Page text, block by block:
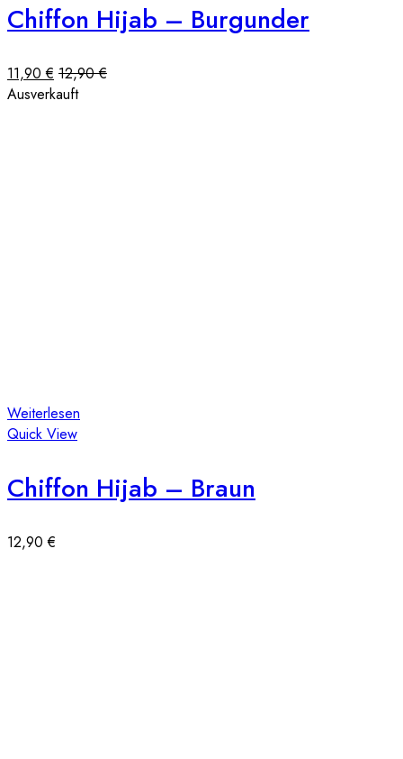
Chiffon Hijab – Burgunder
11,90€ 12,90€
Ausverkauft
Weiterlesen
Quick View
Chiffon Hijab – Braun
12,90€